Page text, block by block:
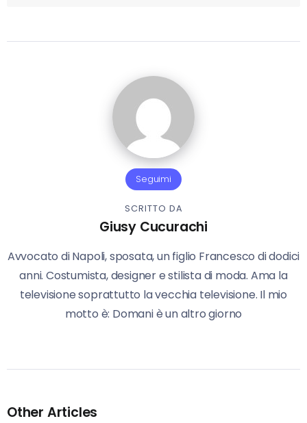
Seguimi
SCRITTO DA
Giusy Cucurachi
Avvocato di Napoli, sposata, un figlio Francesco di dodici
anni. Costumista, designer e stilista di moda. Ama la
televisione soprattutto la vecchia televisione. Il mio
motto è: Domani è un altro giorno
Other Articles